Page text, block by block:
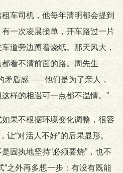
车司机，他每年清明都会提到
一次凌晨接单，开车路过一片
道旁边蹲着烧纸。那天风大，
看不清前面的路。周先生
矛盾感——他们是为了亲人，
样的相遇可一点都不温情。”
果不根据环境变化调整，很容
让“对活人不好”的后果显形。
固执地坚持“必须要烧”，也不
”之外再多想一步：有没有既能